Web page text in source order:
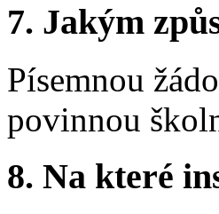
7. Jakým
Písemnou
povinnou
8. Na které